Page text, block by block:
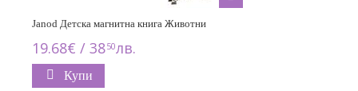
Janod Детска магнитна книга Животни
19.68€ / 3850лв.
Купи